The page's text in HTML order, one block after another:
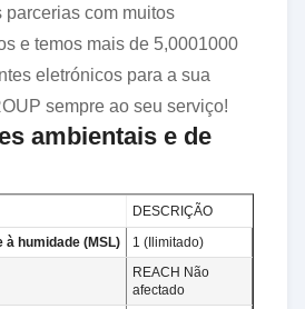
parcerias com muitos
e temos mais de 5,0001000
eletrónicos para a sua
sempre ao seu serviço!
ambientais e de
DESCRIÇÃO
à humidade (MSL)
1 (Ilimitado)
REACH Não
afectado